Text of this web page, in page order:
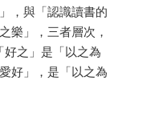
，與「認識讀書的
樂」，三者層次，
之」是「以之為
好」，是「以之為